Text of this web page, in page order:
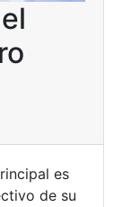
es
de su